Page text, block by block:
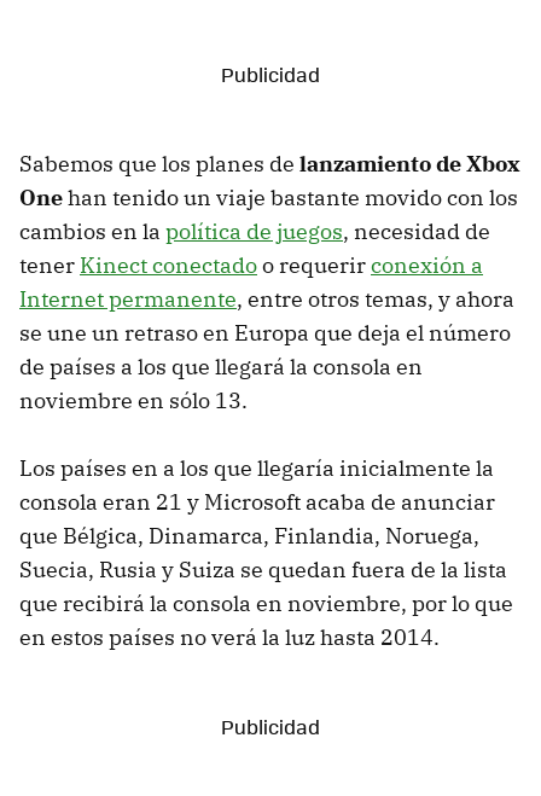
Sabemos que los planes de lanzamiento de Xbox
Onehan tenido un viaje bastante movido con los
cambios en la política de juegos, necesidad de
tener Kinect conectadoo requerirconexión a
Internet permanente, entre otros temas, y ahora
se une un retraso en Europa que deja el número
de países a los que llegará la consola en
noviembre en sólo 13.
Los países en a los que llegaría inicialmente la
consola eran 21 y Microsoft acaba de anunciar
que Bélgica, Dinamarca, Finlandia, Noruega,
Suecia, Rusia y Suiza se quedan fuera de la lista
que recibirá la consola en noviembre, por lo que
en estos países no verá la luz hasta 2014.